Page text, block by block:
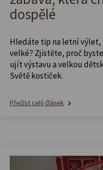
dospělé
Hledáte tip na letní výlet,
velké? Zjistěte, proč
ujít výstavu a velkou
Světě kostiček.
Přečíst celý článek